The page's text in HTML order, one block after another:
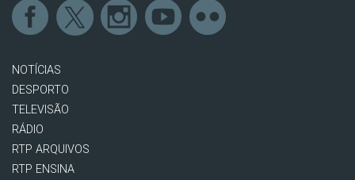
NOTÍCIAS
DESPORTO
TELEVISÃO
RÁDIO
RTP ARQUIVOS
RTP ENSINA